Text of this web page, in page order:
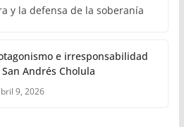
y la defensa de la soberanía
e irresponsabilidad
Andrés Cholula
9, 2026